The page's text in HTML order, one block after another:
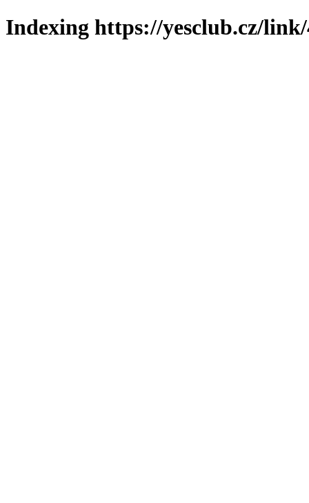
Indexing https://yesclub.cz/link/